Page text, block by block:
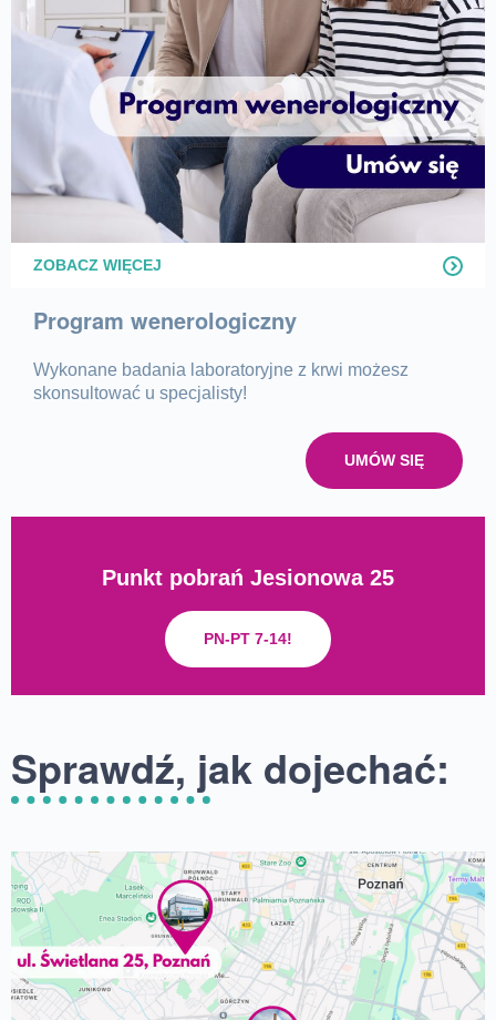
ZOBACZ WIĘCEJ
Program wenerologiczny
Wykonane badania laboratoryjne z krwi możesz
skonsultować u specjalisty!
UMÓW SIĘ
Punkt pobrań Jesionowa 25
PN-PT 7-14!
Sprawdź, jak dojechać: